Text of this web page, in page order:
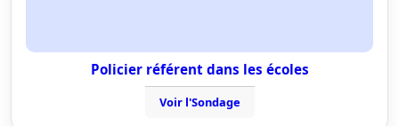
Policier référent dans les écoles
Voir l'Sondage